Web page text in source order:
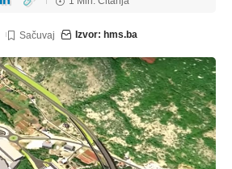
Izvor: hms.ba